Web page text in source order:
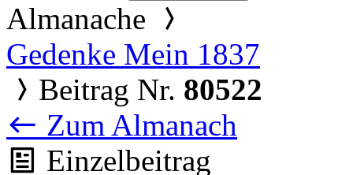
Almanache
Gedenke Mein 1837
Beitrag Nr. 80522
Zum Almanach
Einzelbeitrag